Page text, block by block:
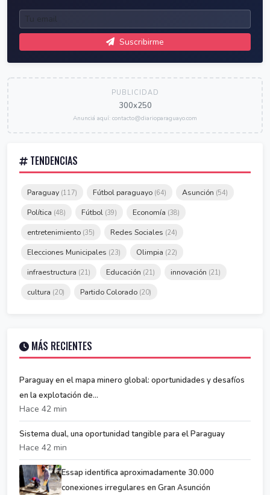
Suscribirme
PUBLICIDAD
300x250
Anunciá aquí: contacto@diarioparaguayo.com
TENDENCIAS
Paraguay (117) Fútbol paraguayo (64) Asunción (54)
Política (48) Fútbol (39) Economía (38)
entretenimiento (35) Redes Sociales (24)
Elecciones Municipales (23) Olimpia (22)
infraestructura (21) Educación (21) innovación (21)
cultura (20) Partido Colorado (20)
MÁS RECIENTES
Paraguay en el mapa minero global: oportunidades y desafíos
en la explotación de...
Hace 42 min
Sistema dual, una oportunidad tangible para el Paraguay
Hace 42 min
Essap identifica aproximadamente 30.000
conexiones irregulares en Gran Asunción